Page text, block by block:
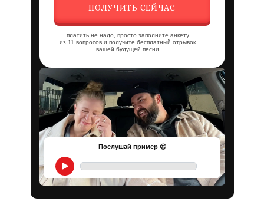
Послушай пример 😍
ПОЛУЧИТЬ СЕЙЧАС
платить не надо, просто заполните анкету
из 11 вопросов и получите бесплатный отрывок
вашей будущей песни